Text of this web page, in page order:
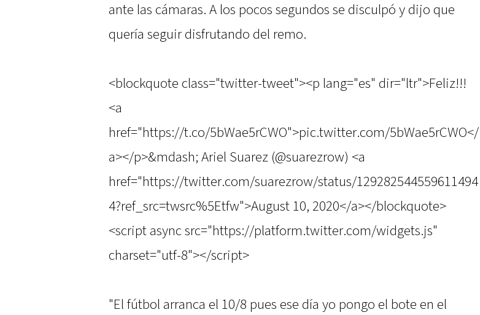
ante las cámaras. A los pocos segundos se disculpó y dijo que
quería seguir disfrutando del remo.
<blockquote class="twitter-tweet"><p lang="es" dir="ltr">Feliz!!!
<a
href="https://t.co/5bWae5rCWO">pic.twitter.com/5bWae5rCWO</
a></p>&mdash; Ariel Suarez (@suarezrow) <a
href="https://twitter.com/suarezrow/status/129282544559611494
4?ref_src=twsrc%5Etfw">August 10, 2020</a></blockquote>
<script async src="https://platform.twitter.com/widgets.js"
charset="utf-8"></script>
"El fútbol arranca el 10/8 pues ese día yo pongo el bote en el